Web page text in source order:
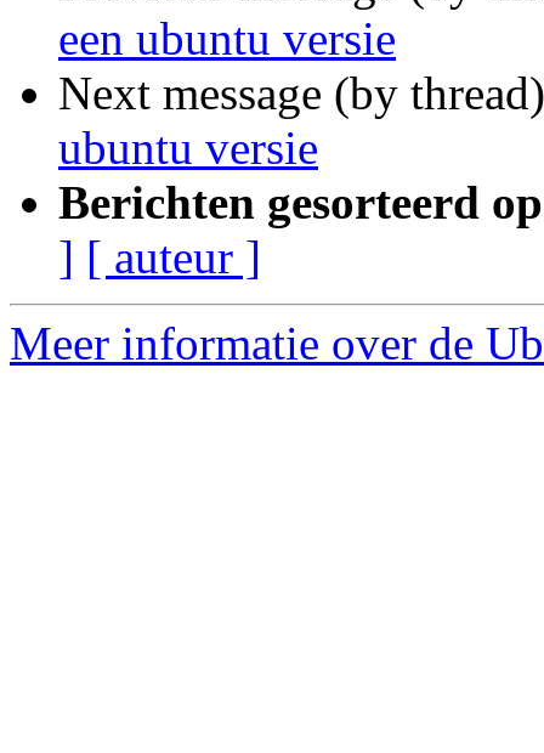
een ubuntu versie
Next message (by
ubuntu versie
Berichten gesorteerd
] [ auteur ]
Meer informatie over de